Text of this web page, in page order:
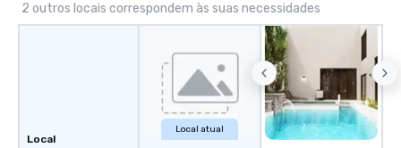
2 outros locais correspondem às suas necessidades
Local
Local atual